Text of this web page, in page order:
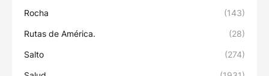
Rocha (143)
Rutas de América. (28)
Salto (274)